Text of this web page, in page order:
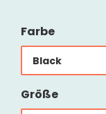
Farbe
Black
Größe